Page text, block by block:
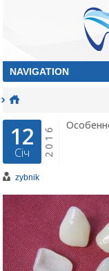
12
Січ 2016
zybnik